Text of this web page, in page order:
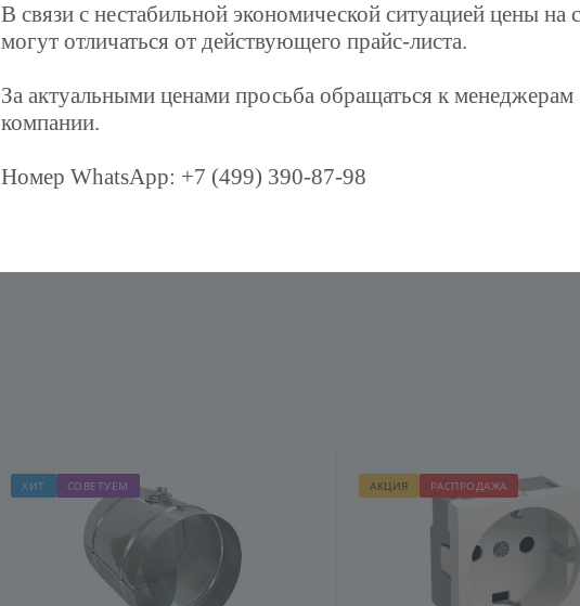
для кондиционера
монтаж экрана на кондиционер в
ХИТ СОВЕТУЕМ АКЦИЯ РАСПРОДАЖА
В связи с нестабильной экономической ситуацией цены на
могут отличаться от действующего прайс-листа.
За актуальными ценами просьба обращаться к менеджерам
компании.
Номер WhatsApp: +7 (499) 390-87-98